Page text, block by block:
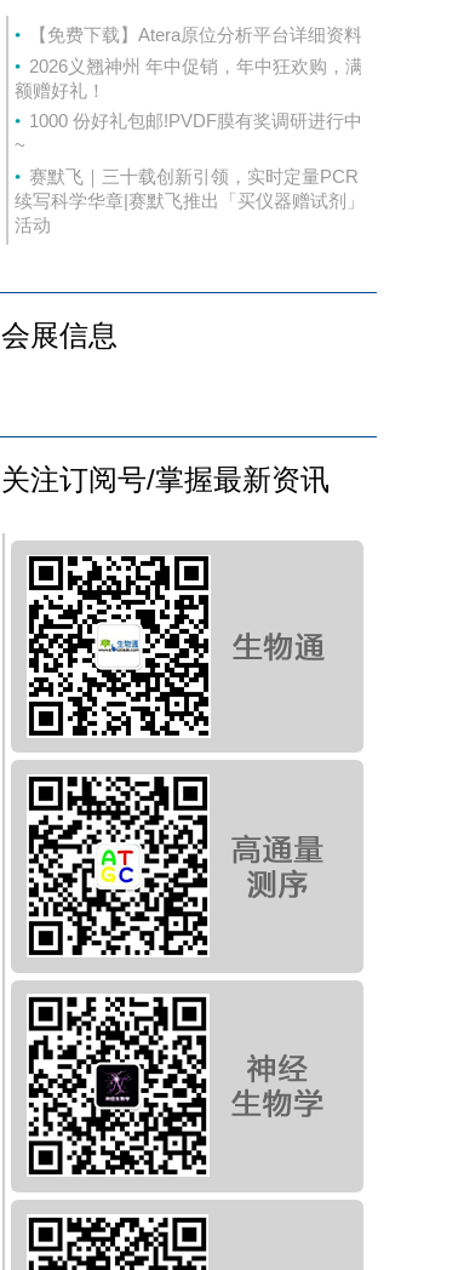
【免费下载】Atera原位分析平台详细资料
2026义翘神州 年中促销，年中狂欢购，满
额赠好礼！
1000 份好礼包邮!PVDF膜有奖调研进行中
~
赛默飞｜三十载创新引领，实时定量PCR
续写科学华章|赛默飞推出「买仪器赠试剂」
活动
会展信息
关注订阅号/掌握最新资讯